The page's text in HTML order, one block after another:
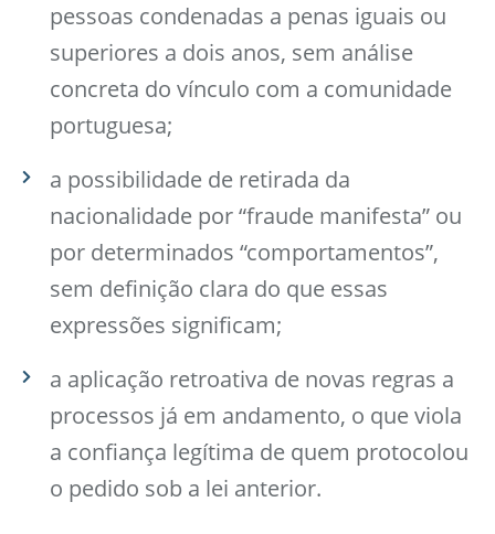
pessoas condenadas a penas iguais ou
superiores a dois anos, sem análise
concreta do vínculo com a comunidade
portuguesa;
a possibilidade de retirada da
nacionalidade por “fraude manifesta” ou
por determinados “comportamentos”,
sem definição clara do que essas
expressões significam;
a aplicação retroativa de novas regras a
processos já em andamento, o que viola
a confiança legítima de quem protocolou
o pedido sob a lei anterior.